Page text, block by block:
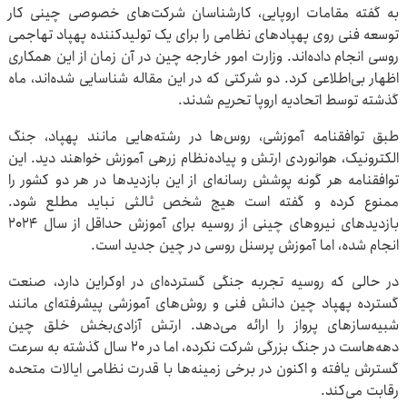
به گفته مقامات اروپایی، کارشناسان شرکت‌های خصوصی چینی کار
توسعه فنی روی پهپادهای نظامی را برای یک تولیدکننده پهپاد تهاجمی
روسی انجام داده‌اند. وزارت امور خارجه چین در آن زمان از این همکاری
اظهار بی‌اطلاعی کرد. دو شرکتی که در این مقاله شناسایی شده‌اند، ماه
گذشته توسط اتحادیه اروپا تحریم شدند.
طبق توافقنامه آموزشی، روس‌ها در رشته‌هایی مانند پهپاد، جنگ
الکترونیک، هوانوردی ارتش و پیاده‌نظام زرهی آموزش خواهند دید. این
توافقنامه هر گونه پوشش رسانه‌ای از این بازدیدها در هر دو کشور را
ممنوع کرده و گفته است هیچ شخص ثالثی نباید مطلع شود.
بازدیدهای نیروهای چینی از روسیه برای آموزش حداقل از سال 2024
انجام شده، اما آموزش پرسنل روسی در چین جدید است.
در حالی که روسیه تجربه جنگی گسترده‌ای در اوکراین دارد، صنعت
گسترده پهپاد چین دانش فنی و روش‌های آموزشی پیشرفته‌ای مانند
شبیه‌سازهای پرواز را ارائه می‌دهد. ارتش آزادی‌بخش خلق چین
دهه‌هاست در جنگ بزرگی شرکت نکرده، اما در 20 سال گذشته به سرعت
گسترش یافته و اکنون در برخی زمینه‌ها با قدرت نظامی ایالات متحده
رقابت می‌کند.